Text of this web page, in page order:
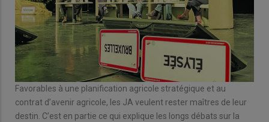
Favorables à une planification agricole stratégique et au
contrat d’avenir agricole, les JA veulent rester maîtres de leur
destin. C’est en partie ce qui explique les longs débats sur la